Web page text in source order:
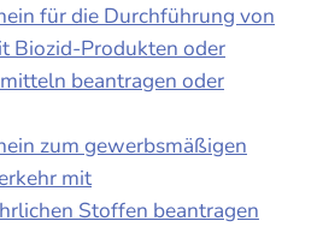
für die Durchführung von
Biozid-Produkten oder
beantragen oder
zum gewerbsmäßigen
mit
Stoffen beantragen